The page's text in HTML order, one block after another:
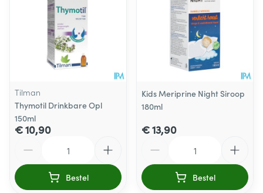
Tilman
Thymotil Drinkbare Opl
150ml
€ 10,90
Bestel
Kids Meriprine Night Siroop
180ml
€ 13,90
Bestel